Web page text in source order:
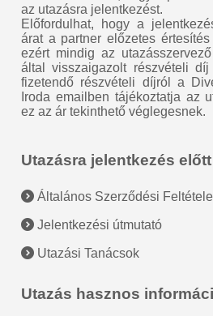
az utazásra jelentkezést.
Előfordulhat, hogy a
árat a partner előzetes
ezért mindig az
által visszaigazolt részvételi
fizetendő részvételi díjról a
Iroda emailben tájékoztatja az
ez az ár tekinthető véglegesnek.
Utazásra jelentkezés
Általános Szerződési
Jelentkezési útmutató
Utazási Tanácsok
Utazás hasznos